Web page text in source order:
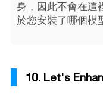
身，因此不會在這
於您安裝了哪個模
10. Let's